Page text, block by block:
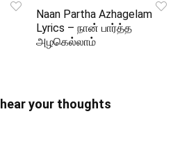
Naan Partha Azhagelam
Lyrics – நான் பார்த்த
அழகெல்லாம்
your thoughts